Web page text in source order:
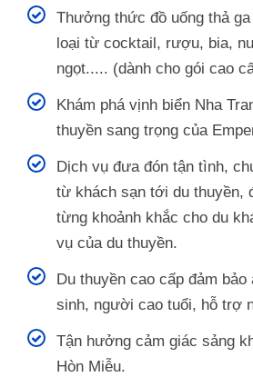
Thưởng thức đồ uống thả
loại từ cocktail, rượu, bia,
ngọt..... (dành cho gói cao
Khám phá vịnh biển Nha
thuyền sang trọng của
Dịch vụ đưa đón tận tình,
từ khách sạn tới du thuyền,
từng khoảnh khắc cho du
vụ của du thuyền.
Du thuyền cao cấp đảm
sinh, người cao tuổi, hỗ trợ
Tận hưởng cảm giác sảng
Hòn Miễu.